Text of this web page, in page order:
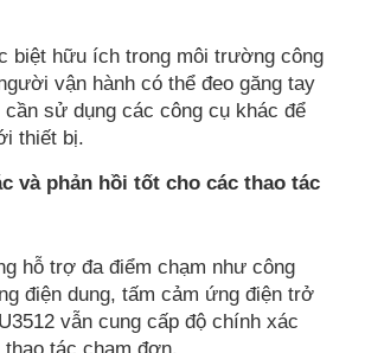
biệt hữu ích trong môi trường công
vận hành có thể đeo găng tay
cần sử dụng các công cụ khác để
thiết bị.
và phản hồi tốt cho các thao tác
hỗ trợ đa điểm chạm như công
điện dung, tấm cảm ứng điện trở
vẫn cung cấp độ chính xác
tác chạm đơn.